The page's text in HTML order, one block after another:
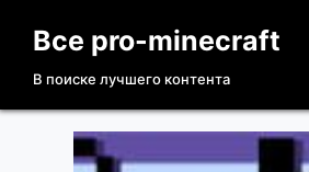
П
е
Все pro-minecraft
В поиске лучшего контента